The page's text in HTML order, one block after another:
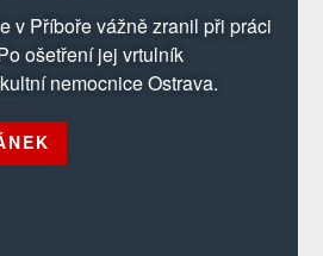
v Příboře vážně zranil při práci
ošetření jej vrtulník
nemocnice Ostrava.